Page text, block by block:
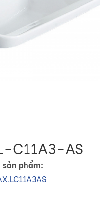
C11A3-AS
sản phẩm: